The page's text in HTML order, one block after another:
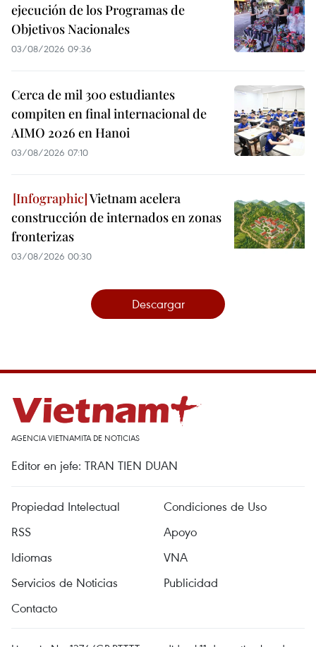
ejecución de los Programas de
Objetivos Nacionales
03/08/2026 09:36
Cerca de mil 300 estudiantes
compiten en final internacional de
AIMO 2026 en Hanoi
03/08/2026 07:10
Vietnam acelera
construcción de internados en zonas
fronterizas
03/08/2026 00:30
Descargar
AGENCIA VIETNAMITA DE NOTICIAS
Editor en jefe: TRAN TIEN DUAN
Propiedad Intelectual
Condiciones de Uso
RSS
Apoyo
Idiomas
VNA
Servicios de Noticias
Publicidad
Contacto